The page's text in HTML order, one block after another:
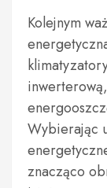
Kolejnym
Wybierając
znacząco